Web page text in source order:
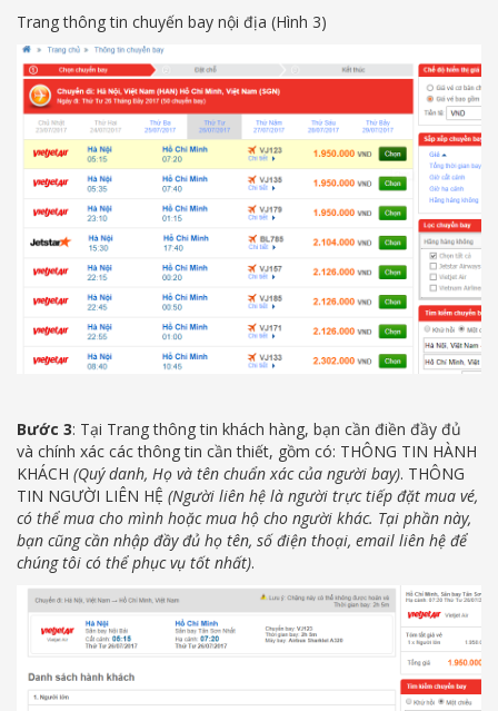
Trang thông tin chuyến bay nội địa (Hình 3)
Bước 3: Tại Trang thông tin khách hàng, bạn cần điền đầy đủ
và chính xác các thông tin cần thiết, gồm có: THÔNG TIN HÀNH
KHÁCH (Quý danh, Họ và tên chuẩn xác của người bay). THÔNG
TIN NGƯỜI LIÊN HỆ (Người liên hệ là người trực tiếp đặt mua vé,
có thể mua cho mình hoặc mua hộ cho người khác. Tại phần này,
bạn cũng cần nhập đầy đủ họ tên, số điện thoại, email liên hệ để
chúng tôi có thể phục vụ tốt nhất).